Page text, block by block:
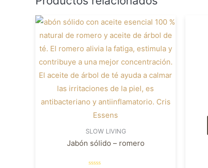
SLOW LIVING
Jabón sólido – romero